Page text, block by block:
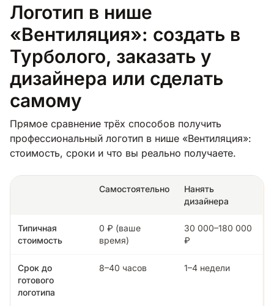
Логотип в нише
«Вентиляция»: создать в
Турболого, заказать у
дизайнера или сделать
самому
Прямое сравнение трёх способов получить
профессиональный логотип в нише «Вентиляция»:
стоимость, сроки и что вы реально получаете.
Самостоятельно
Нанять
дизайнера
Типичная
стоимость
0 ₽ (ваше
время)
30 000–180 000
₽
Срок до
готового
логотипа
8–40 часов 1–4 недели